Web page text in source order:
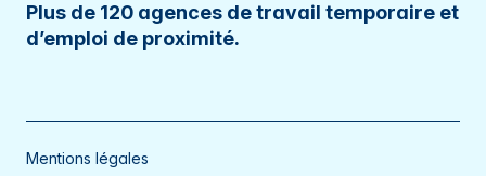
Lille
Plus de 120 agences de travail temporaire et
d’emploi de proximité.
Mentions légales